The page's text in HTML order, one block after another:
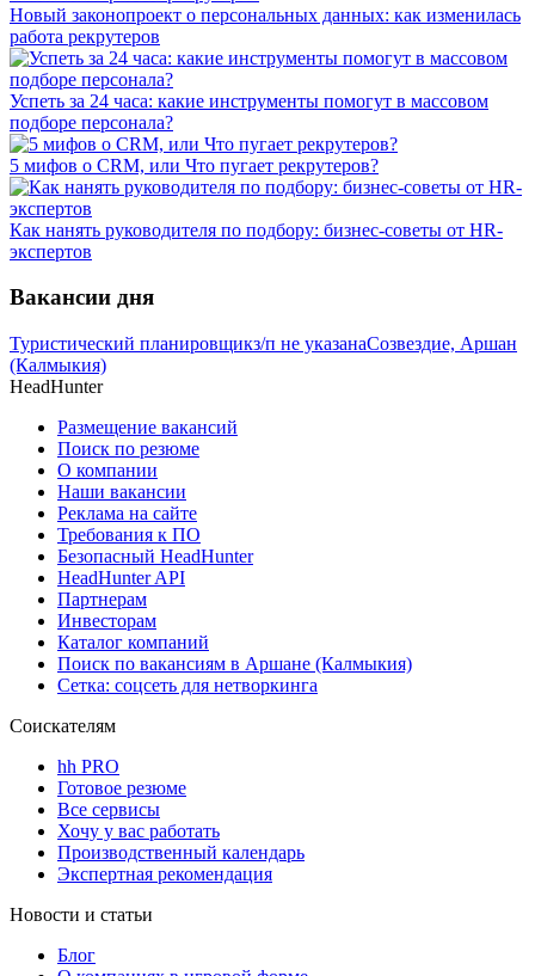
Новый законопроект о персональных данных: как изменилась
работа рекрутеров
Успеть за 24 часа: какие инструменты помогут в массовом
подборе персонала?
5 мифов о CRM, или Что пугает рекрутеров?
Как нанять руководителя по подбору: бизнес-советы от HR-
экспертов
Вакансии дня
Туристический планировщикз/п не указанаСозвездие, Аршан
(Калмыкия)
HeadHunter
Размещение вакансий
Поиск по резюме
О компании
Наши вакансии
Реклама на сайте
Требования к ПО
Безопасный HeadHunter
HeadHunter API
Партнерам
Инвесторам
Каталог компаний
Поиск по вакансиям в Аршане (Калмыкия)
Сетка: соцсеть для нетворкинга
Соискателям
hh PRO
Готовое резюме
Все сервисы
Хочу у вас работать
Производственный календарь
Экспертная рекомендация
Новости и статьи
Блог